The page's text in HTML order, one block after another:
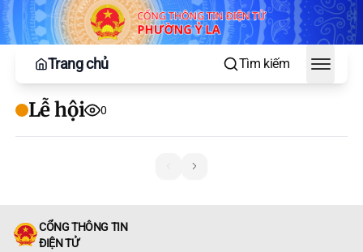
Trang chủ Tìm kiếm
Toggle
Lễ hội 0
CỔNG THÔNG TIN
ĐIỆN TỬ